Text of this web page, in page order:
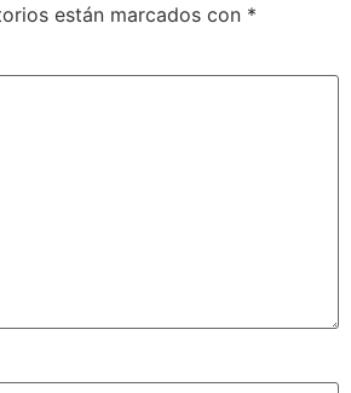
están marcados con *